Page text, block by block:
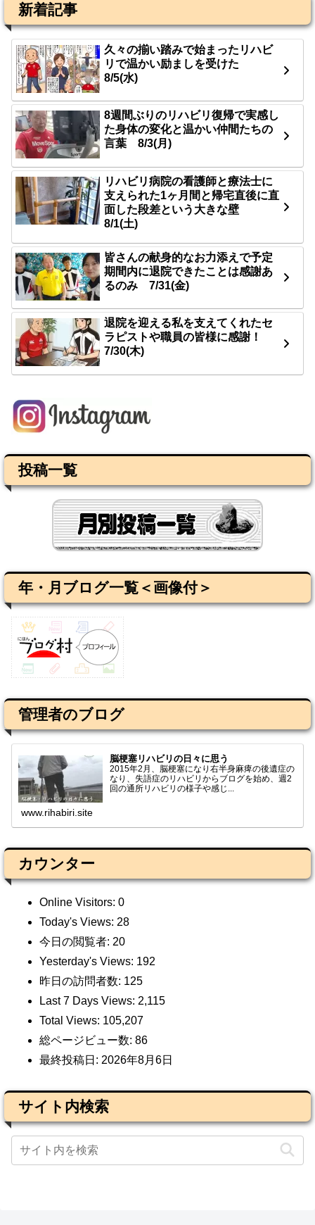
新着記事
久々の揃い踏みで始まったリハビ
リで温かい励ましを受けた
8/5(水)
8週間ぶりのリハビリ復帰で実感し
た身体の変化と温かい仲間たちの
言葉 8/3(月)
リハビリ病院の看護師と療法士に
支えられた1ヶ月間と帰宅直後に直
面した段差という大きな壁
8/1(土)
皆さんの献身的なお力添えで予定
期間内に退院できたことは感謝あ
るのみ 7/31(金)
退院を迎える私を支えてくれたセ
ラピストや職員の皆様に感謝！
7/30(木)
投稿一覧
年・月ブログ一覧＜画像付＞
管理者のブログ
脳梗塞リハビリの日々に思う
2015年2月、脳梗塞になり右半身麻痺の後遺症の
なり、失語症のリハビリからブログを始め、週2
回の通所リハビリの様子や感じ...
www.rihabiri.site
カウンター
Online Visitors: 0
Today's Views: 28
今日の閲覧者: 20
Yesterday's Views: 192
昨日の訪問者数: 125
Last 7 Days Views: 2,115
Total Views: 105,207
総ページビュー数: 86
最終投稿日: 2026年8月6日
サイト内検索